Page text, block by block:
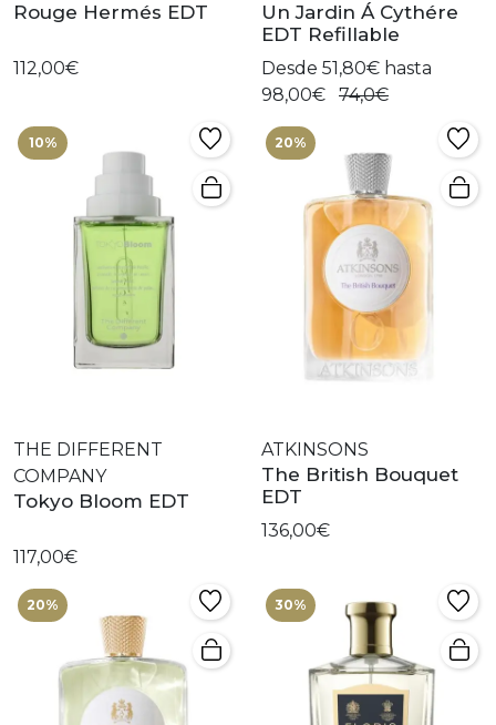
Rouge Hermés EDT
112,00€
Un Jardin Á Cythére
EDT Refillable
Desde 51,80€ hasta
98,00€
74,0€
10%
THE DIFFERENT
COMPANY
Tokyo Bloom EDT
117,00€
20%
ATKINSONS
The British Bouquet
EDT
136,00€
20% 30%